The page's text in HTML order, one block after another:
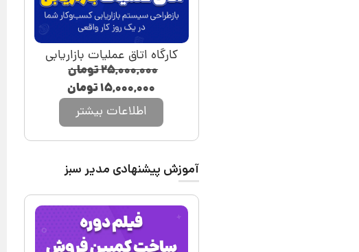
کارگاه اتاق عملیات بازاریابی
۲۵,۰۰۰,۰۰۰تومان
۱۵,۰۰۰,۰۰۰تومان
اطلاعات بیشتر
آموزش پیشنهادی مدیر سبز